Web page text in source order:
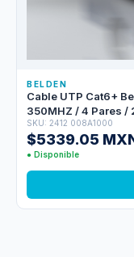
BELDEN
Cable UTP Cat6+
350MHZ / 4 Pares /
/ Bobina En Caja /
SKU: 2412 008A1000
$5339.05
● Disponible